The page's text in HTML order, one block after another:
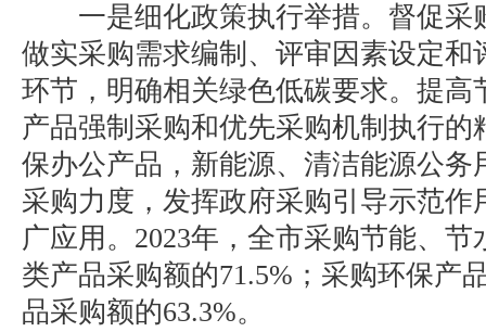
一是细化政策执行举措。督促采
做实采购需求编制、评审因素设定和
环节，明确相关绿色低碳要求。提高
产品强制采购和优先采购机制执行的
保办公产品，新能源、清洁能源公务
采购力度，发挥政府采购引导示范作
广应用。2023年，全市采购节能、节
类产品采购额的71.5%；采购环保产
品采购额的63.3%。